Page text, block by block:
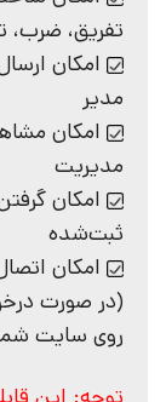
تفریق، ضرب،
امکان
مدیر
امکان
مدیریت
امکان
ثبت‌شده
امکان
(در صورت
روی سایت